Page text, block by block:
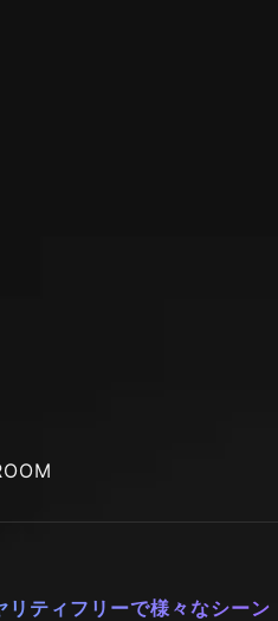
ティフリーで様々なシーン